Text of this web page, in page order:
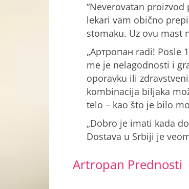
“Neverovatan
lekari vam obično
stomaku. Uz ovu mast
„Артропан radi! Posle
me je nelagodnosti i
oporavku ili
kombinacija biljaka
telo – kao što je bilo
„Dobro je imati kada
Dostava u Srbiji je
Artropan Prednosti